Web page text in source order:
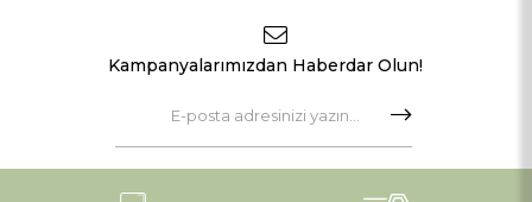
Kampanyalarımızdan Haberdar Olun!